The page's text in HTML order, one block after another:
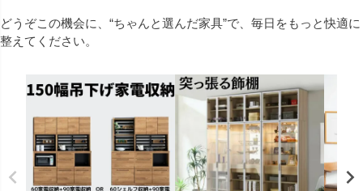
どうぞこの機会に、“ちゃんと選んだ家具”で、毎日をもっと快適に
整えてください。